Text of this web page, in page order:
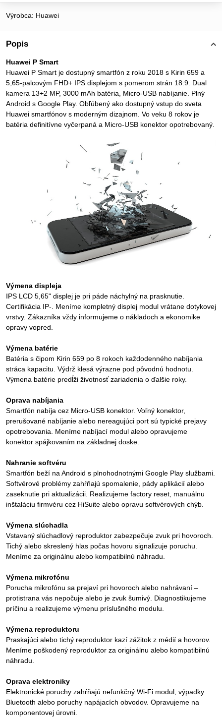
Výrobca: Huawei
Popis
Huawei P Smart
Huawei P Smart je dostupný smartfón z roku 2018 s Kirin 659 a
5,65-palcovým FHD+ IPS displejom s pomerom strán 18:9. Dual
kamera 13+2 MP, 3000 mAh batéria, Micro-USB nabíjanie. Plný
Android s Google Play. Obľúbený ako dostupný vstup do sveta
Huawei smartfónov s moderným dizajnom. Vo veku 8 rokov je
batéria definitívne vyčerpaná a Micro-USB konektor opotrebovaný.
Výmena displeja
IPS LCD 5,65" displej je pri páde náchylný na prasknutie.
Certifikácia IP-. Meníme kompletný displej modul vrátane dotykovej
vrstvy. Zákazníka vždy informujeme o nákladoch a ekonomike
opravy vopred.
Výmena batérie
Batéria s čipom Kirin 659 po 8 rokoch každodenného nabíjania
stráca kapacitu. Výdrž klesá výrazne pod pôvodnú hodnotu.
Výmena batérie predĺži životnosť zariadenia o ďalšie roky.
Oprava nabíjania
Smartfón nabíja cez Micro-USB konektor. Voľný konektor,
prerušované nabíjanie alebo nereagujúci port sú typické prejavy
opotrebovania. Meníme nabíjací modul alebo opravujeme
konektor spájkovaním na základnej doske.
Nahranie softvéru
Smartfón beží na Android s plnohodnotnými Google Play službami.
Softvérové problémy zahŕňajú spomalenie, pády aplikácií alebo
zaseknutie pri aktualizácii. Realizujeme factory reset, manuálnu
inštaláciu firmvéru cez HiSuite alebo opravu softvérových chýb.
Výmena slúchadla
Vstavaný slúchadlový reproduktor zabezpečuje zvuk pri hovoroch.
Tichý alebo skreslený hlas počas hovoru signalizuje poruchu.
Meníme za originálnu alebo kompatibilnú náhradu.
Výmena mikrofónu
Porucha mikrofónu sa prejaví pri hovoroch alebo nahrávaní –
protistrana vás nepočuje alebo je zvuk šumivý. Diagnostikujeme
príčinu a realizujeme výmenu príslušného modulu.
Výmena reproduktoru
Praskajúci alebo tichý reproduktor kazí zážitok z médií a hovorov.
Meníme poškodený reproduktor za originálnu alebo kompatibilnú
náhradu.
Oprava elektroniky
Elektronické poruchy zahŕňajú nefunkčný Wi-Fi modul, výpadky
Bluetooth alebo poruchy napájacích obvodov. Opravujeme na
komponentovej úrovni.